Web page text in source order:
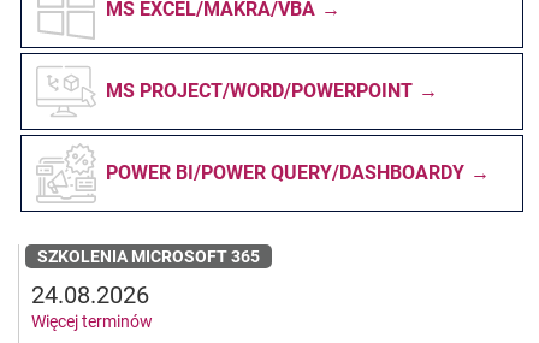
MS EXCEL/MAKRA/VBA
MS PROJECT/WORD/POWERPOINT
POWER BI/POWER QUERY/DASHBOARDY
SZKOLENIA MICROSOFT 365
24.08.2026
Więcej terminów